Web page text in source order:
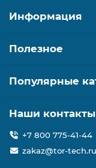
Информация
Полезное
Популярные
Наши контакты
+7 800 775-41-44
zakaz@tor-tech.ru